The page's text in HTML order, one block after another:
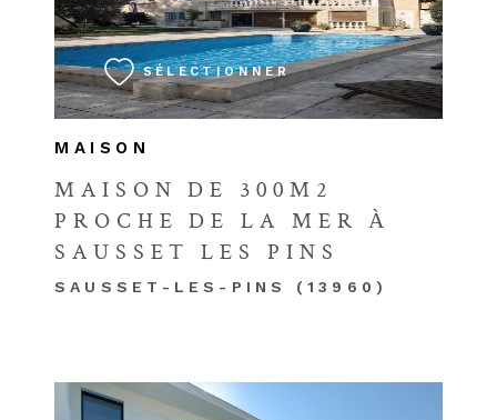
MAISON
MAISON DE 300M2
PROCHE DE LA MER À
SAUSSET LES PINS
SAUSSET-LES-PINS (13960)
SÉLECTIONNER
VOIR LE BIEN